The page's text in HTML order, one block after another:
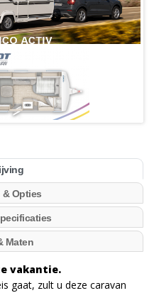
& Opties
Maten
vakantie.
gaat, zult u deze caravan